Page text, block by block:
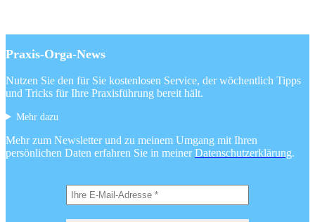
Praxis-Orga-News
Nutzen Sie den für Sie kostenlosen Service, der wöchentlich Tipps
und Tricks für Ihre Praxisführung bereit hält.
Mehr dazu
Mehr zum Newsletter und zu meinem Umgang mit Ihren
persönlichen Daten erfahren Sie in meinerDatenschutzerklärung.